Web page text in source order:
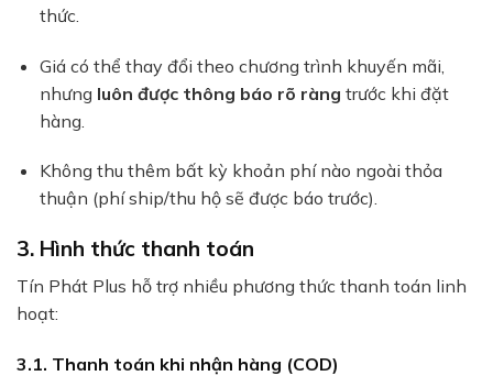
thức.
Giá có thể thay đổi theo chương trình khuyến mãi,
nhưng luôn được thông báo rõ ràng trước khi đặt
hàng.
Không thu thêm bất kỳ khoản phí nào ngoài thỏa
thuận (phí ship/thu hộ sẽ được báo trước).
3. Hình thức thanh toán
Tín Phát Plus hỗ trợ nhiều phương thức thanh toán linh
hoạt:
3.1. Thanh toán khi nhận hàng (COD)